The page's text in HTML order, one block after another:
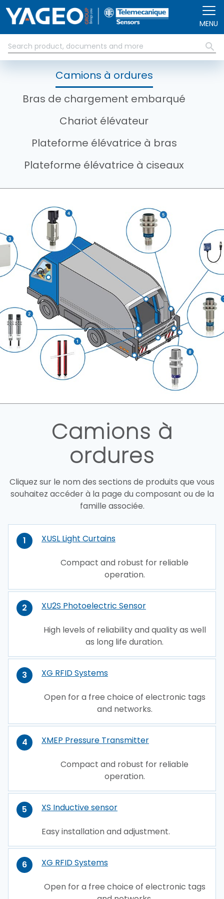
MENU
Camions à ordures
Bras de chargement embarqué
Chariot élévateur
Plateforme élévatrice à bras
Plateforme élévatrice à ciseaux
Camions à
ordures
Cliquez sur le nom des sections de produits que vous
souhaitez accéder à la page du composant ou de la
famille associée.
1 XUSL Light Curtains
Compact and robust for reliable
operation.
2 XU2S Photoelectric Sensor
High levels of reliability and quality as well
as long life duration.
3 XG RFID Systems
Open for a free choice of electronic tags
and networks.
4 XMEP Pressure Transmitter
Compact and robust for reliable
operation.
5 XS Inductive sensor
Easy installation and adjustment.
6 XG RFID Systems
Open for a free choice of electronic tags